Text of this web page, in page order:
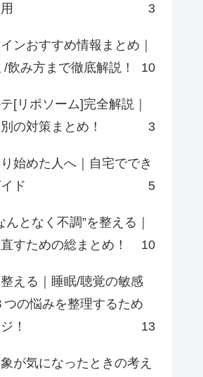
3
ンおすすめ情報まとめ｜
飲み方まで徹底解説！
10
[リポソーム]完全解説｜
の対策まとめ！
3
始めた人へ｜自宅ででき
ド
5
んとなく不調”を整える｜
すための総まとめ！
10
える｜睡眠/聴覚の敏感
つの悩みを整理するため
！
13
が気になったときの考え